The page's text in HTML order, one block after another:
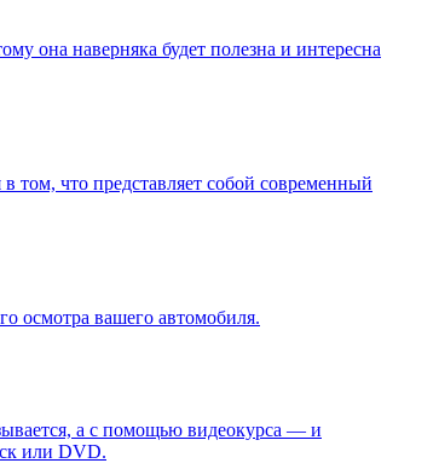
она наверняка будет полезна и интересна
том, что представляет собой современный
осмотра вашего автомобиля.
а с помощью видеокурса — и
или DVD.